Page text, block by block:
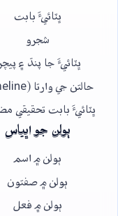
ڀٽائيءَ بابت
شجرو
ڀٽائيءَ جا پنڌ ۽
حالتن جي وارتا (timeline)
ڀٽائيءَ بابت تحقيقي
ٻولن جو اڀياس
ٻولن ۾ اسم
ٻولن ۾ صفتون
ٻولن ۾ فعل